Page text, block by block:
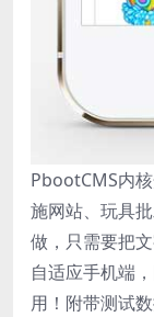
PbootCMS内
施网站、玩具
做，只需要把
自适应手机端
用！附带测试数